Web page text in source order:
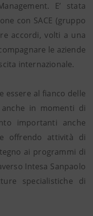
E’ stata
con SACE (gruppo
accordi, volti a una
le aziende
internazionale.
essere al fianco delle
in momenti di
importanti anche
offrendo attività di
ai programmi di
Intesa Sanpaolo
specialistiche di